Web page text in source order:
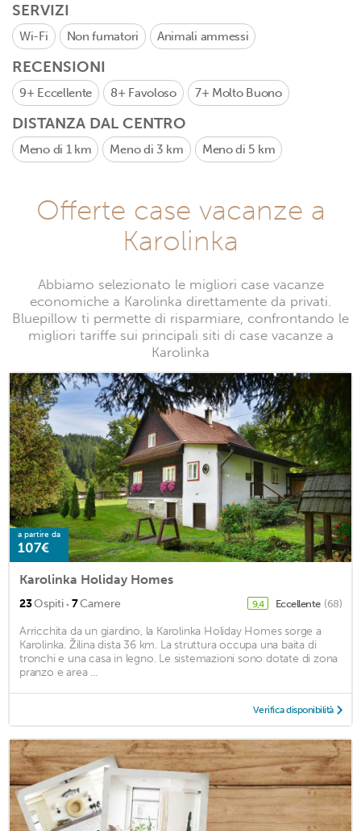
SERVIZI
Wi-Fi Non fumatori Animali ammessi
RECENSIONI
9+ Eccellente 8+ Favoloso 7+ Molto Buono
DISTANZA DAL CENTRO
Meno di 1 km Meno di 3 km Meno di 5 km
Offerte case vacanze a
Karolinka
Abbiamo selezionato le migliori case vacanze
economiche a Karolinka direttamente da privati.
Bluepillow ti permette di risparmiare, confrontando le
migliori tariffe sui principali siti di case vacanze a
Karolinka
a partire da
107€
Karolinka Holiday Homes
23Ospiti · 7Camere 9,4 Eccellente (68)
Arricchita da un giardino, la Karolinka Holiday Homes sorge a
Karolinka. Žilina dista 36 km. La struttura occupa una baita di
tronchi e una casa in legno. Le sistemazioni sono dotate di zona
pranzo e area ...
Verifica disponibilità